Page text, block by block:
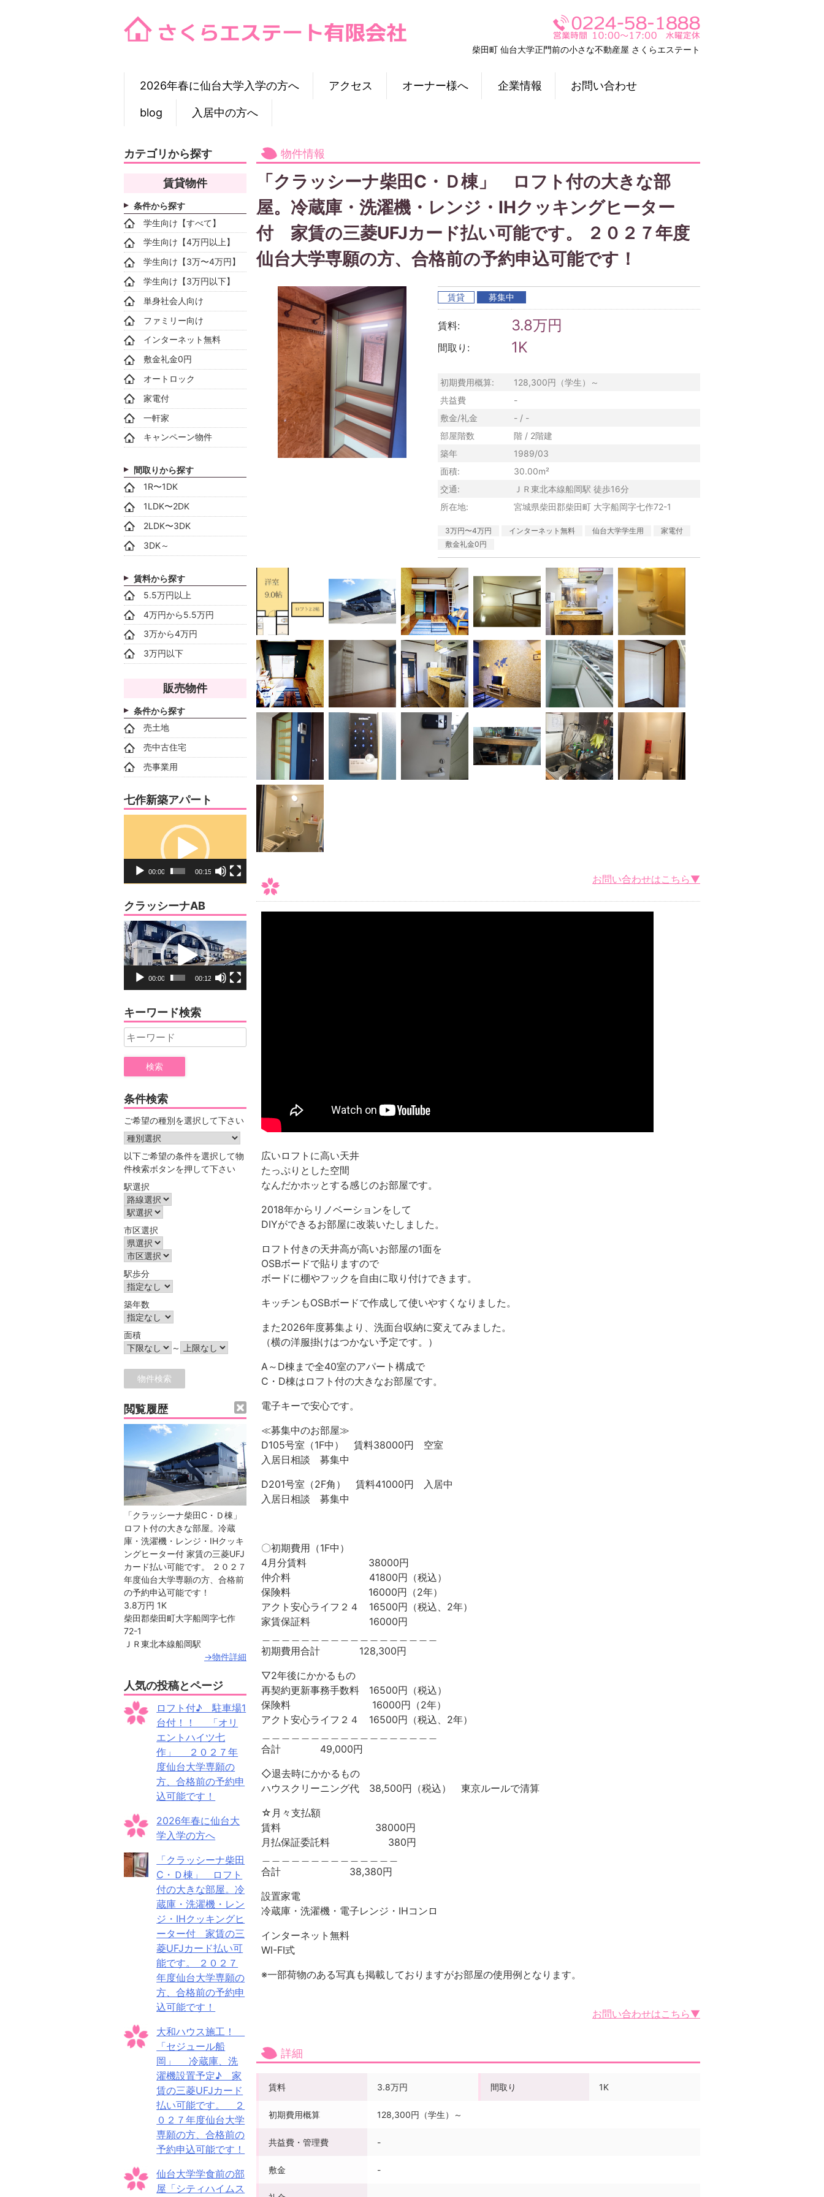
柴田町 仙台大学正門前の小さな不動産屋 さくらエステート
2026年春に仙台大学入学の方へ アクセス オーナー様へ 企業情報 お問い合わせ
blog 入居中の方へ
物件情報
「クラッシーナ柴田C・Ｄ棟」 ロフト付の大きな部
屋。冷蔵庫・洗濯機・レンジ・IHクッキングヒーター
付 家賃の三菱UFJカード払い可能です。 ２０２７年度
仙台大学専願の方、合格前の予約申込可能です！
賃貸 募集中
賃料: 3.8万円
間取り: 1K
初期費用概算:
128,300円（学生）～
共益費
-
敷金/礼金
- / -
部屋階数
階 / 2階建
築年
1989/03
面積:
30.00m²
交通:
ＪＲ東北本線船岡駅 徒歩16分
所在地:
宮城県柴田郡柴田町 大字船岡字七作72-1
3万円〜4万円 インターネット無料 仙台大学学生用
家電付
敷金礼金0円
お問い合わせはこちら▼
広いロフトに高い天井
たっぷりとした空間
なんだかホッとする感じのお部屋です。
2018年からリノベーションをして
DIYができるお部屋に改装いたしました。
ロフト付きの天井高が高いお部屋の1面を
OSBボードで貼りますので
ボードに棚やフックを自由に取り付けできます。
キッチンもOSBボードで作成して使いやすくなりました。
また2026年度募集より、洗面台収納に変えてみました。
（横の洋服掛けはつかない予定です。）
A～D棟まで全40室のアパート構成で
C・D棟はロフト付の大きなお部屋です。
電子キーで安心です。
≪募集中のお部屋≫
D105号室（1F中） 賃料38000円 空室
入居日相談 募集中
D201号室（2F角） 賃料41000円 入居中
入居日相談 募集中
〇初期費用（1F中）
4月分賃料 38000円
仲介料 41800円（税込）
保険料 16000円（2年）
アクト安心ライフ２４ 16500円（税込、2年）
家賃保証料 16000円
初期費用合計 128,300円
▽2年後にかかるもの
再契約更新事務手数料 16500円（税込）
保険料 16000円（2年）
アクト安心ライフ２４ 16500円（税込、2年）
合計 49,000円
◇退去時にかかるもの
ハウスクリーニング代 38,500円（税込） 東京ルールで清算
☆月々支払額
賃料 38000円
月払保証委託料 380円
合計 38,380円
設置家電
冷蔵庫・洗濯機・電子レンジ・IHコンロ
インターネット無料
WI-FI式
※一部荷物のある写真も掲載しておりますがお部屋の使用例となります。
お問い合わせはこちら▼
詳細
賃料 3.8万円 間取り 1K
初期費用概算 128,300円（学生）～
共益費・管理費 -
敷金 -
カテゴリから探す
賃貸物件
条件から探す
学生向け【すべて】
学生向け【4万円以上】
学生向け【3万〜4万円】
学生向け【3万円以下】
単身社会人向け
ファミリー向け
インターネット無料
敷金礼金0円
オートロック
家電付
一軒家
キャンペーン物件
間取りから探す
1R〜1DK
1LDK〜2DK
2LDK〜3DK
3DK～
賃料から探す
5.5万円以上
4万円から5.5万円
3万から4万円
3万円以下
販売物件
条件から探す
売土地
売中古住宅
売事業用
七作新築アパート
ー
00:00 00:15
クラッシーナAB
動
画
プ
ー
00:00 00:12
キーワード検索
Search
for:
条件検索
ご希望の種別を選択して下さい
以下ご希望の条件を選択して物
件検索ボタンを押して下さい
駅選択
市区選択
駅歩分
築年数
面積
～
閲覧履歴
「クラッシーナ柴田C・Ｄ棟」
ロフト付の大きな部屋。冷蔵
庫・洗濯機・レンジ・IHクッキ
ングヒーター付 家賃の三菱UFJ
カード払い可能です。 ２０２７
年度仙台大学専願の方、合格前
の予約申込可能です！
3.8万円 1K
柴田郡柴田町大字船岡字七作
72-1
ＪＲ東北本線船岡駅
→物件詳細
人気の投稿とページ
ロフト付♪ 駐車場1
台付！！ 「オリ
エントハイツ七
作」 ２０２７年
度仙台大学専願の
方、合格前の予約申
込可能です！
2026年春に仙台大
学入学の方へ
「クラッシーナ柴田
C・Ｄ棟」 ロフト
付の大きな部屋。冷
蔵庫・洗濯機・レン
ジ・IHクッキングヒ
ーター付 家賃の三
菱UFJカード払い可
能です。 ２０２７
年度仙台大学専願の
方、合格前の予約申
込可能です！
大和ハウス施工！
「セジュール船
岡」 冷蔵庫、洗
濯機設置予定♪ 家
賃の三菱UFJカード
払い可能です。 ２
０２７年度仙台大学
専願の方、合格前の
予約申込可能です！
仙台大学学食前の部
屋「シティハイムス